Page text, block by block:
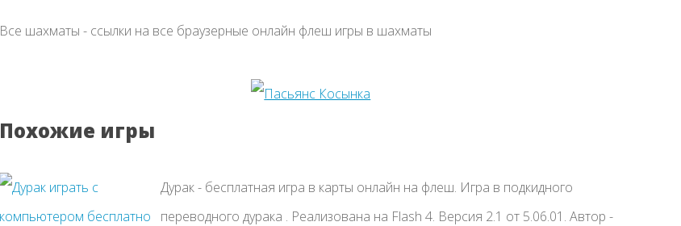
Все шахматы - ссылки на все браузерные онлайн флеш игры в шахматы
Похожие игры
Дурак - бесплатная игра в карты онлайн на флеш. Игра в подкидного
переводного дурака . Реализована на Flash 4. Версия 2.1 от 5.06.01. Автор -